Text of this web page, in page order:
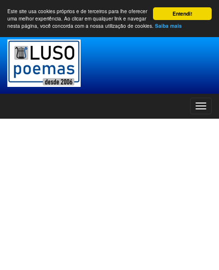
Entendi!
Este site usa cookies próprios e de terceiros para lhe oferecer
uma melhor experiência. Ao clicar em qualquer link e navegar
nesta página, você concorda com a nossa utilização de cookies. Saiba mais